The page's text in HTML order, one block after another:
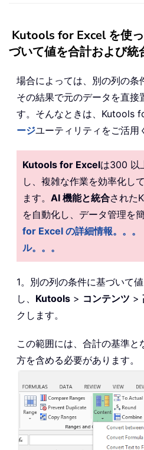
Kutools for Excel を使
づいて値を合計および統
場合によっては、別の列の条
その結果で元のデータを直接
す。そんなときは、Kutools
ージユーティリティをご活用
Kutools for Excelは300 以
し、複雑な作業を効率化し
ます。 AI 機能と統合された
を自動化し、データ管理を
for Excel の詳細情報。。。
ル。。。
1。別の列の条件に基づいて
し、 Kutools > コンテンツ >
クします。
この範囲には、合計の基準
方を含める必要があります。